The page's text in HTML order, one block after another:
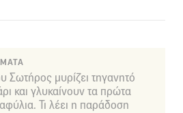
Σωτήρος μυρίζει τηγανητό
και γλυκαίνουν τα πρώτα
Τι λέει η παράδοση